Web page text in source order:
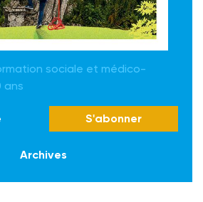
sociale et médico-
ans
S'abonner
Archives